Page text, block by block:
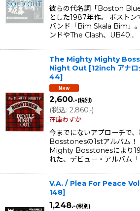
彼らの代名詞「Boston
とした1987年作。 ボストン
バンド「Bim Skala Bim」
ンドやThe Clash、UB40…
The Mighty Mighty
Night Out [12inch アナロ
44]
2,600.-(税別)
(税込: 2,860.-)
在庫わずか
今までにないアプローチで
Bosstonesの1stアルバム
Mighty Bosstonesにより
れた、デビュー・アルバム
V.A. / Plea For Peace
148]
1,248.-(税別)